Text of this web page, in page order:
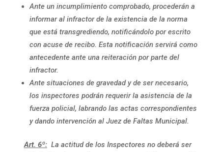
Ante un incumplimiento comprobado, procederán a
informar al infractor de la existencia de la norma
que está transgrediendo, notificándolo por escrito
con acuse de recibo. Esta notificación servirá como
antecedente ante una reiteración por parte del
infractor.
Ante situaciones de gravedad y de ser necesario,
los inspectores podrán requerir la asistencia de la
fuerza policial, labrando las actas correspondientes
y dando intervención al Juez de Faltas Municipal.
Art. 6º:La actitud de los Inspectores no deberá ser